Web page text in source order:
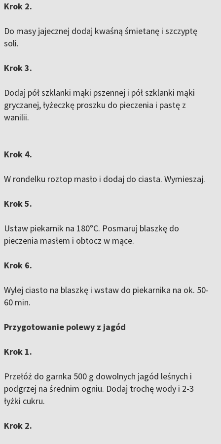
Krok 2.
Do masy jajecznej dodaj kwaśną śmietanę i szczyptę
soli.
Krok 3.
Dodaj pół szklanki mąki pszennej i pół szklanki mąki
gryczanej, łyżeczkę proszku do pieczenia i pastę z
wanilii.
Krok 4.
W rondelku roztop masło i dodaj do ciasta. Wymieszaj.
Krok 5.
Ustaw piekarnik na 180°C. Posmaruj blaszkę do
pieczenia masłem i obtocz w mące.
Krok 6.
Wylej ciasto na blaszkę i wstaw do piekarnika na ok. 50-
60 min.
Przygotowanie polewy z jagód
Krok 1.
Przełóż do garnka 500 g dowolnych jagód leśnych i
podgrzej na średnim ogniu. Dodaj trochę wody i 2-3
łyżki cukru.
Krok 2.